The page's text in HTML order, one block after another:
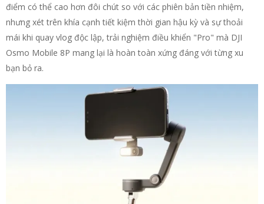
điểm có thể cao hơn đôi chút so với các phiên bản tiền nhiệm,
nhưng xét trên khía cạnh tiết kiệm thời gian hậu kỳ và sự thoải
mái khi quay vlog độc lập, trải nghiệm điều khiển "Pro" mà DJI
Osmo Mobile 8P mang lại là hoàn toàn xứng đáng với từng xu
bạn bỏ ra.